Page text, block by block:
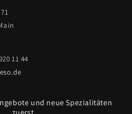
11 44
und neue Spezialitäten